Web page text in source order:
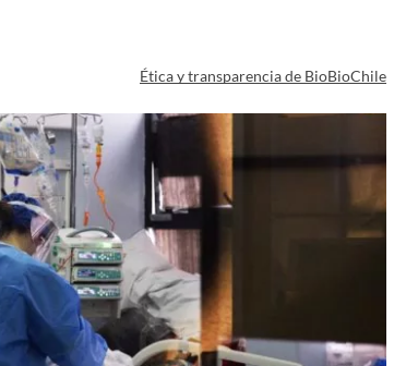
Ética y transparencia de BioBioChile